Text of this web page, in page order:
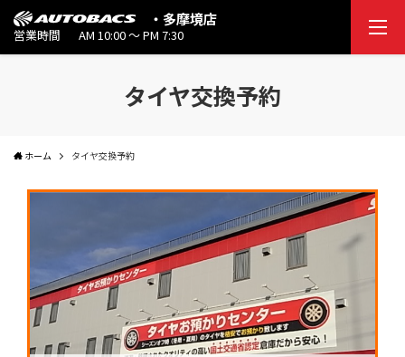
・多摩境店
営業時間 AM 10:00 ～ PM 7:30
タイヤ交換予約
ホーム タイヤ交換予約